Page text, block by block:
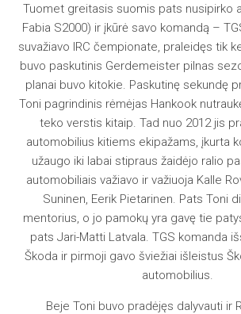
Tuomet greitasis suomis pats nusipirko
Fabia S2000) ir įkūrė savo komandą –
suvažiavo IRC čempionate, praleidęs tik
buvo paskutinis Gerdemeister pilnas
planai buvo kitokie. Paskutinę sekundę
Toni pagrindinis rėmėjas Hankook
teko verstis kitaip. Tad nuo 2012 jis
automobilius kitiems ekipažams, įkurta
užaugo iki labai stipraus žaidėjo ralio
automobiliais važiavo ir važiuoja Kalle
Suninen, Eerik Pietarinen. Pats Toni
mentorius, o jo pamokų yra gavę tie
pats Jari-Matti Latvala. TGS komanda
Škoda ir pirmoji gavo šviežiai išleistus
automobilius.
Beje Toni buvo pradėjęs dalyvauti ir